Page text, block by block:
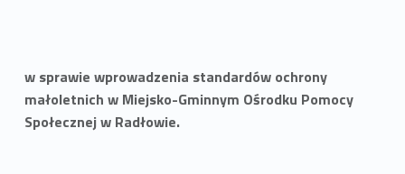
w sprawie wprowadzenia standardów ochrony
małoletnich w Miejsko-Gminnym Ośrodku Pomocy
Społecznej w Radłowie.